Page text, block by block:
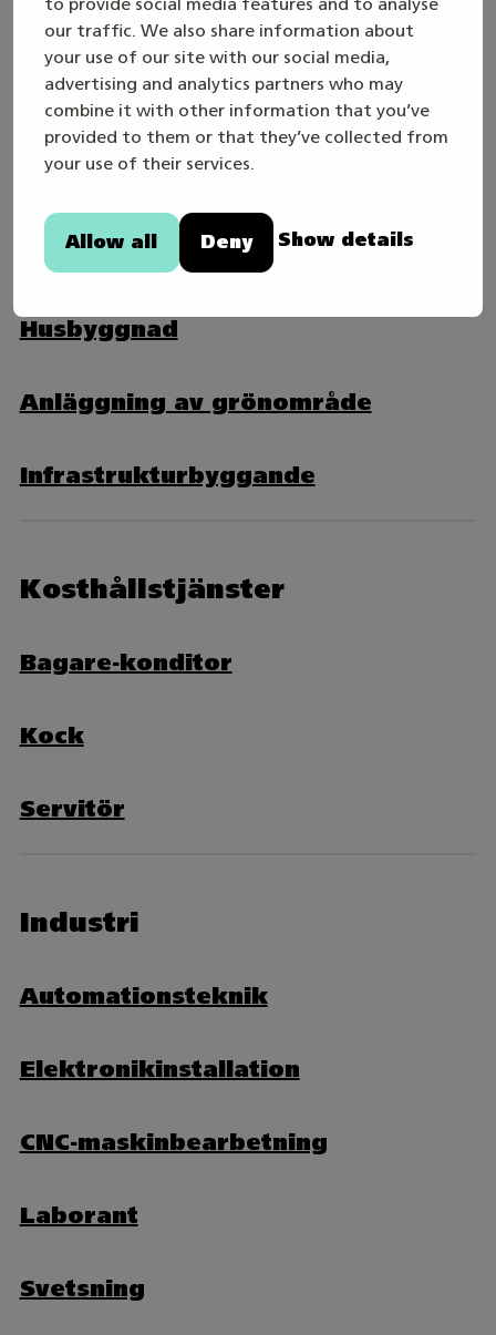
our traffic. We also share information about
your use of our site with our social media,
advertising and analytics partners who may
combine it with other information that you’ve
provided to them or that they’ve collected from
your use of their services.
Allow all Deny Show details
Ventilationsinstallation
Målning och tapetsering
Elinstallation
Husbyggnad
Anläggning av grönområde
Infrastrukturbyggande
Kosthållstjänster
Bagare-konditor
Kock
Servitör
Industri
Automationsteknik
Elektronikinstallation
CNC-maskinbearbetning
Laborant
Svetsning